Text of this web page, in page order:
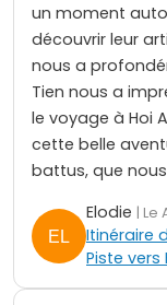
un moment
découvrir leur
nous a
Tien nous a
le voyage à Hoi
cette belle
battus, que
Elodie | Le
Itinéraire
Piste vers